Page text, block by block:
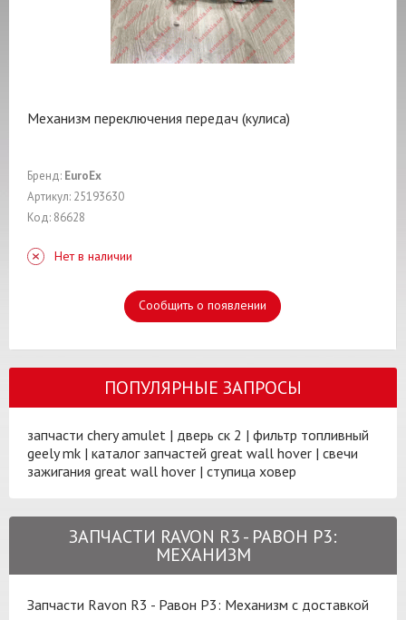
Механизм переключения передач (кулиса)
Бренд: EuroEx
Артикул: 25193630
Код: 86628
Нет в наличии
Сообщить о появлении
ПОПУЛЯРНЫЕ ЗАПРОСЫ
запчасти chery amulet | дверь ск 2 | фильтр топливный
geely mk | каталог запчастей great wall hover | свечи
зажигания great wall hover | ступица ховер
ЗАПЧАСТИ RAVON R3 - РАВОН Р3:
МЕХАНИЗМ
Запчасти Ravon R3 - Равон Р3: Механизм с доставкой